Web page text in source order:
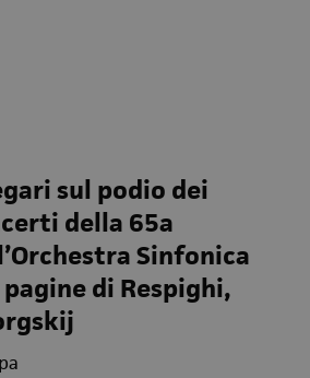
sul podio dei
della 65a
Sinfonica
di Respighi,